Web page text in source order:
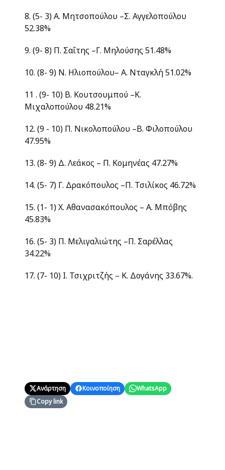
8. (5- 3) Α. Μητσοπούλου –Σ. Αγγελοπούλου
52.38%
9. (9- 8) Π. Σαΐτης –Γ. Μηλούσης 51.48%
10. (8- 9) Ν. Ηλιοπούλου– Α. Νταγκλή 51.02%
11 . (9- 10) Β. Κουτσουμπού –Κ.
Μιχαλοπούλου 48.21%
12. (9 - 10) Π. Νικολοπούλου –Β. Φιλοπούλου
47.95%
13. (8- 9) Δ. Λεάκος – Π. Κομηνέας 47.27%
14. (5- 7) Γ. Δρακόπουλος –Π. Τσιλίκος 46.72%
15. (1- 1) Χ. Αθανασακόπουλος – Α. Μπόβης
45.83%
16. (5- 3) Π. Μελιγαλιώτης –Π. Σαρέλλας
34.22%
17. (7- 10) Ι. Τσιχριτζής – Κ. Δογάνης 33.67%.
Ανάρτηση Κοινοποίηση
WhatsApp
Copy link